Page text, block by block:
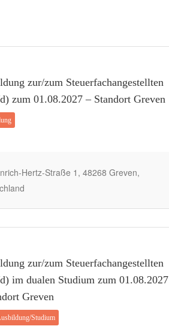
zur/zum Steuerfachangestellten
zum 01.08.2027 – Standort Greven
Hertz-Straße 1, 48268 Greven,
zur/zum Steuerfachangestellten
im dualen Studium zum 01.08.2027
Greven
Studium